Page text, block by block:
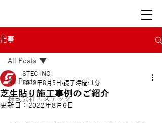
記事
All Posts
株式会社エステック
All Posts
芝生貼り施工事例のご紹介
STEC INC.
2022年8月5日 読了時間: 1分
更新日： 2022年8月6日